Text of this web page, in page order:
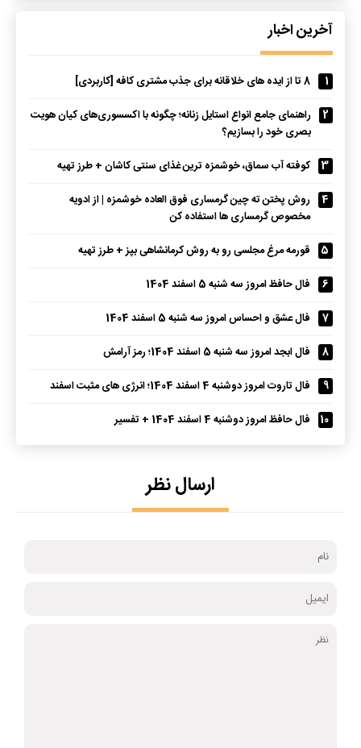
آخرین اخبار
1
8 تا از ایده های خلاقانه برای جذب مشتری کافه [کاربردی]
2
راهنمای جامع انواع استایل زنانه؛ چگونه با اکسسوری‌های کیان هویت
بصری خود را بسازیم؟
3
کوفته آب سماق، خوشمزه ترین غذای سنتی کاشان + طرز تهیه
4
روش پختن ته چین گرمساری فوق العاده خوشمزه | از ادویه
مخصوص گرمساری ها استفاده کن
5
قورمه مرغ مجلسی رو به روش کرمانشاهی بپز + طرز تهیه
6
فال حافظ امروز سه شنبه 5 اسفند 1404
7
فال عشق و احساس امروز سه شنبه 5 اسفند 1404
8
فال ابجد امروز سه شنبه 5 اسفند 1404؛ رمز آرامش
9
فال تاروت امروز دوشنبه 4 اسفند 1404؛ انرژی های مثبت اسفند
10
فال حافظ امروز دوشنبه 4 اسفند 1404 + تفسیر
ارسال نظر